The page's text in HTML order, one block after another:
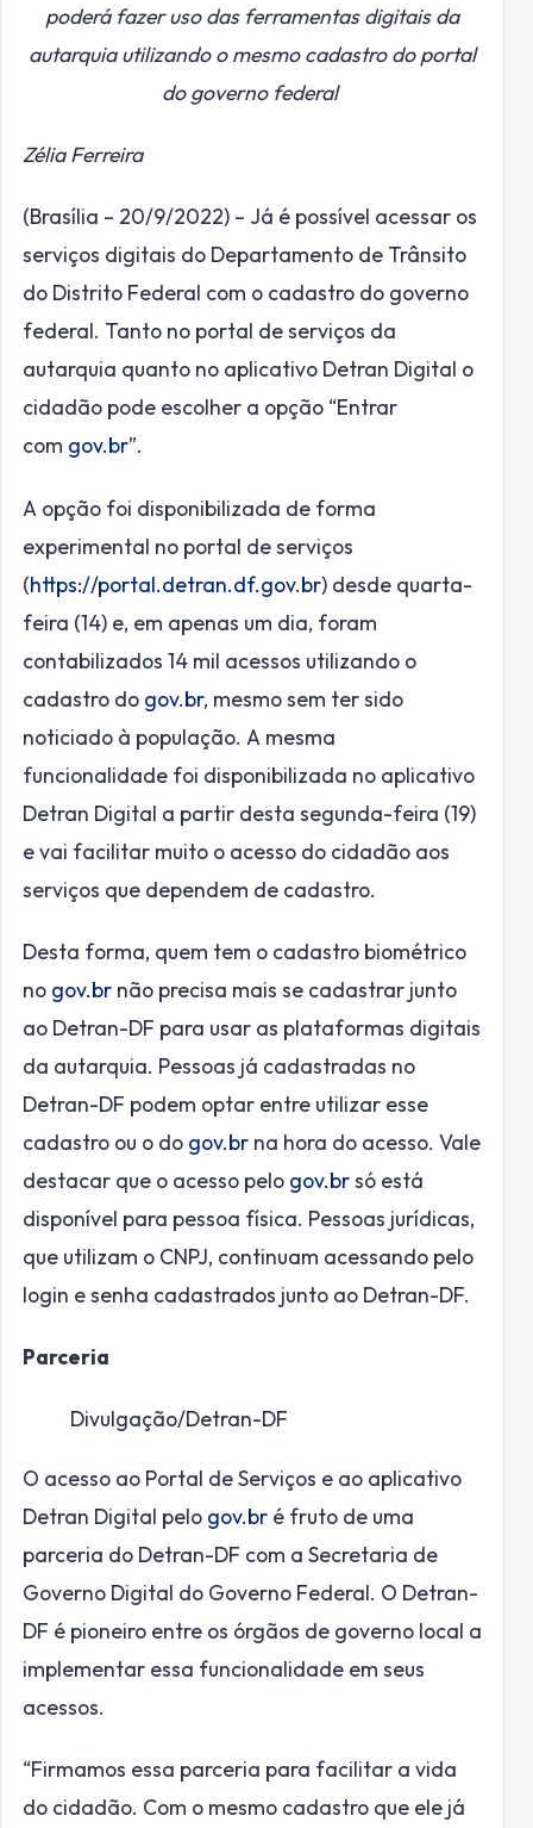
poderá fazer uso das ferramentas digitais da
autarquia utilizando o mesmo cadastro do portal
do governo federal
Zélia Ferreira
(Brasília – 20/9/2022) – Já é possível acessar os
serviços digitais do Departamento de Trânsito
do Distrito Federal com o cadastro do governo
federal. Tanto no portal de serviços da
autarquia quanto no aplicativo Detran Digital o
cidadão pode escolher a opção “Entrar
com gov.br”.
A opção foi disponibilizada de forma
experimental no portal de serviços
(https://portal.detran.df.gov.br) desde quarta-
feira (14) e, em apenas um dia, foram
contabilizados 14 mil acessos utilizando o
cadastro do gov.br, mesmo sem ter sido
noticiado à população. A mesma
funcionalidade foi disponibilizada no aplicativo
Detran Digital a partir desta segunda-feira (19)
e vai facilitar muito o acesso do cidadão aos
serviços que dependem de cadastro.
Desta forma, quem tem o cadastro biométrico
no gov.br não precisa mais se cadastrar junto
ao Detran-DF para usar as plataformas digitais
da autarquia. Pessoas já cadastradas no
Detran-DF podem optar entre utilizar esse
cadastro ou o do gov.br na hora do acesso. Vale
destacar que o acesso pelo gov.brsó está
disponível para pessoa física. Pessoas jurídicas,
que utilizam o CNPJ, continuam acessando pelo
login e senha cadastrados junto ao Detran-DF.
Parceria
Divulgação/Detran-DF
O acesso ao Portal de Serviços e ao aplicativo
Detran Digital pelo gov.br é fruto de uma
parceria do Detran-DF com a Secretaria de
Governo Digital do Governo Federal. O Detran-
DF é pioneiro entre os órgãos de governo local a
implementar essa funcionalidade em seus
acessos.
“Firmamos essa parceria para facilitar a vida
do cidadão. Com o mesmo cadastro que ele já